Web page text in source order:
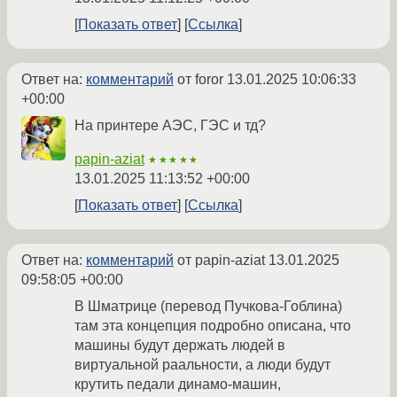
Показать ответ
Ссылка
Ответ на: комментарий от foror 13.01.2025 10:06:33
+00:00
На принтере АЭС, ГЭС и тд?
papin-aziat ★★★★★
13.01.2025 11:13:52 +00:00
Показать ответ
Ссылка
Ответ на: комментарий от papin-aziat 13.01.2025
09:58:05 +00:00
В Шматрице (перевод Пучкова-Гоблина)
там эта концепция подробно описана, что
машины будут держать людей в
виртуальной раальности, а люди будут
крутить педали динамо-машин,